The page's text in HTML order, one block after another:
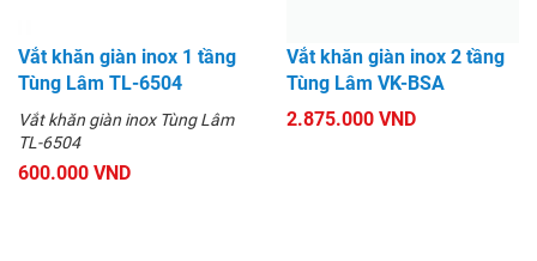
Vắt khăn giàn inox 1 tầng
Tùng Lâm TL-6504
Vắt khăn giàn inox Tùng Lâm
TL-6504
600.000 VND
Vắt khăn giàn inox 2 tầng
Tùng Lâm VK-BSA
2.875.000 VND